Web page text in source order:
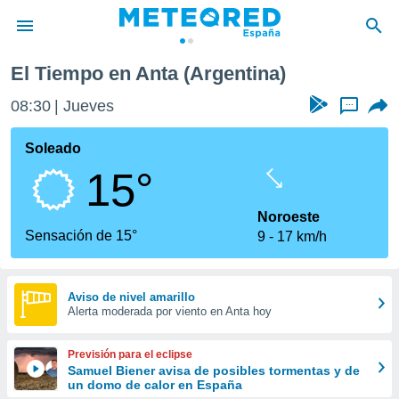
de
por
que se
calidad.
a este
las
y
digital
basada
El Tiempo en Anta (Argentina)
08:30 Jueves ...
Soleado
15°
Sensación de 15°
Noroeste
9
17 km/h
Aviso de nivel amarillo
Alerta moderada por viento en Anta hoy
Previsión para el eclipse
Samuel Biener avisa de posibles tormentas y de
un domo de calor en España